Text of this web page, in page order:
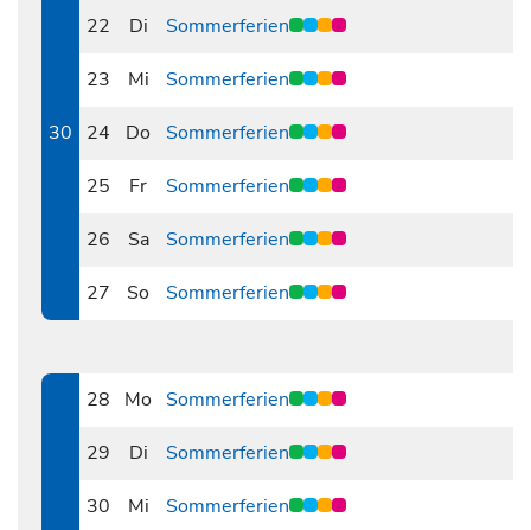
30
22
Di Sommerferien
23
Mi Sommerferien
24
Do Sommerferien
25
Fr Sommerferien
26
Sa Sommerferien
27
So Sommerferien
28
Mo Sommerferien
29
Di Sommerferien
30
Mi Sommerferien